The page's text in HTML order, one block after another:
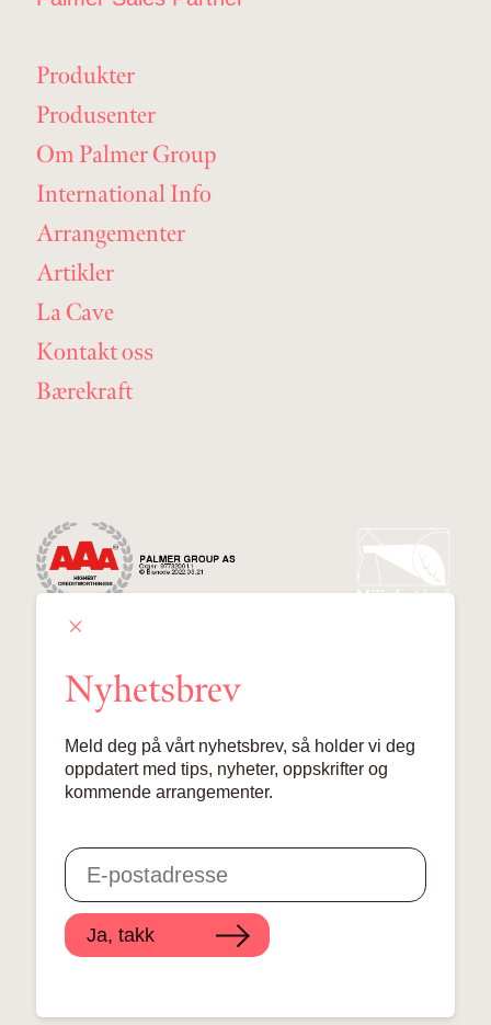
Produkter
Produsenter
Om Palmer Group
International Info
Arrangementer
Artikler
La Cave
Kontakt oss
Bærekraft
Lille Grensen 7, 0159 Oslo
© 2024 Palmer Group AS
Nyhetsbrev
Meld deg på vårt nyhetsbrev, så holder vi deg
oppdatert med tips, nyheter, oppskrifter og
kommende arrangementer.
Ja, takk